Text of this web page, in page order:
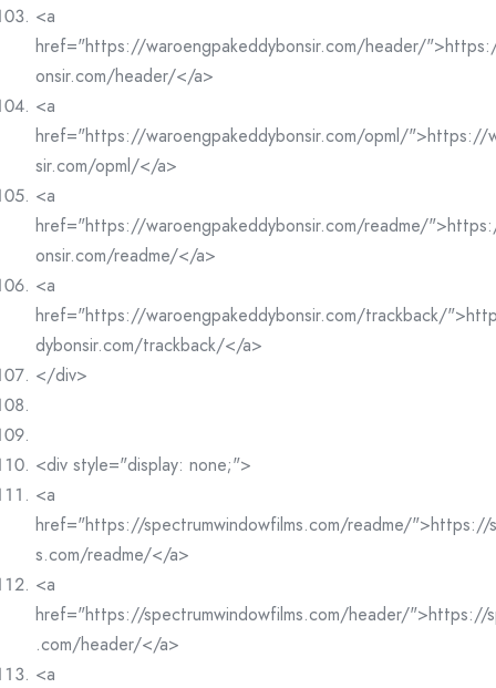
<a
href="https://waroengpakeddybonsir.com/header/
onsir.com/header/</a>
<a
href="https://waroengpakeddybonsir.com/opml/">https://
sir.com/opml/</a>
<a
href="https://waroengpakeddybonsir.com/readme/
onsir.com/readme/</a>
<a
href="https://waroengpakeddybonsir.com/trackback/
dybonsir.com/trackback/</a>
</div>
<div style="display: none;">
<a
href="https://spectrumwindowfilms.com/readme/">https://
s.com/readme/</a>
<a
href="https://spectrumwindowfilms.com/header/">https://
.com/header/</a>
<a